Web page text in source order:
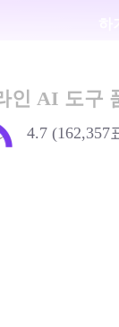
인 AI 도구
4.7 (162,357